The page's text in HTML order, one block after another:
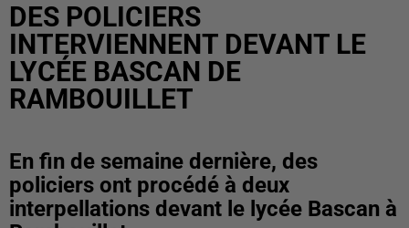
DES POLICIERS
INTERVIENNENT DEVANT LE
LYCÉE BASCAN DE
RAMBOUILLET
En fin de semaine dernière, des
policiers ont procédé à deux
interpellations devant le lycée Bascan à